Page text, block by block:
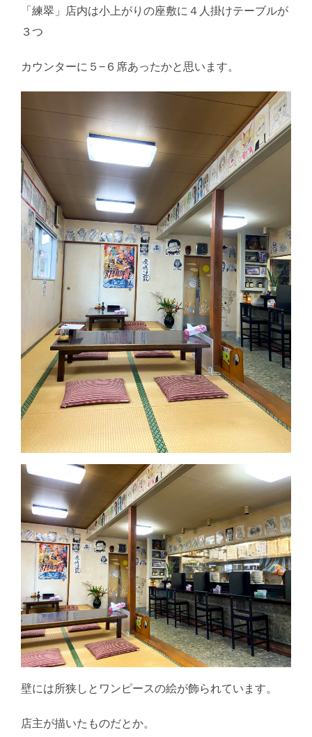
「練翠」店内は小上がりの座敷に４人掛けテーブルが
３つ
カウンターに５−６席あったかと思います。
壁には所狭しとワンピースの絵が飾られています。
店主が描いたものだとか。